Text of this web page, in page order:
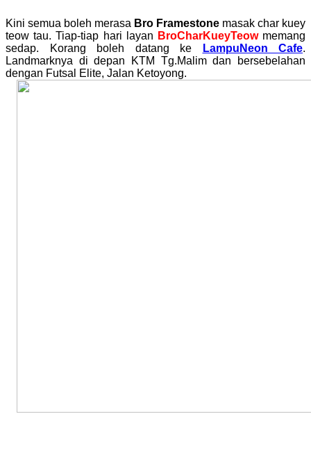
Kini semua boleh merasa Bro Framestone masak char kuey
teow tau. Tiap-tiap hari layan BroCharKueyTeow memang
sedap. Korang boleh datang ke
LampuNeon Cafe.
Landmarknya di depan KTM Tg.Malim dan bersebelahan
dengan Futsal Elite, Jalan Ketoyong.